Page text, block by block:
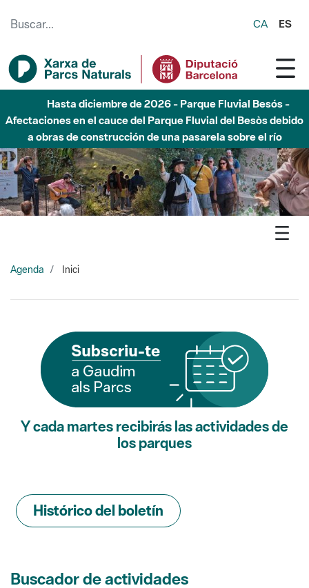
CA ES
Hasta diciembre de 2026 - Parque Fluvial Besós -
Afectaciones en el cauce del Parque Fluvial del Besòs debido
a obras de construcción de una pasarela sobre el río
Agenda Inici
Y cada martes recibirás las actividades de
los parques
Histórico del boletín
Buscador de actividades